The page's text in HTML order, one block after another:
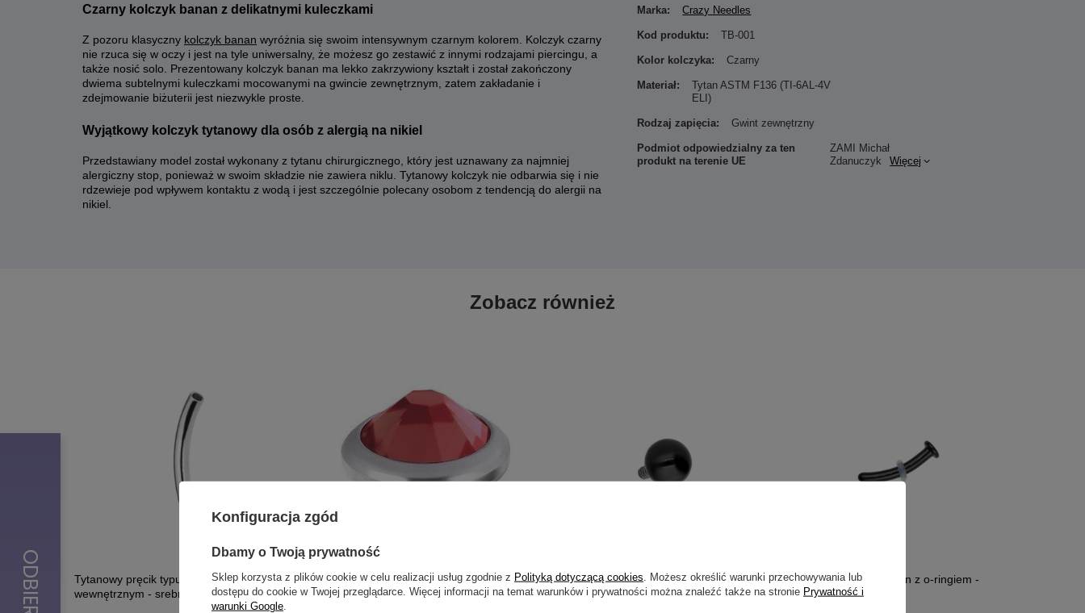
Czarny kolczyk banan z delikatnymi kuleczkami
Z pozoru klasyczny kolczyk banan wyróżnia się swoim intensywnym czarnym kolorem. Kolczyk czarny
nie rzuca się w oczy i jest na tyle uniwersalny, że możesz go zestawić z innymi rodzajami piercingu, a
także nosić solo. Prezentowany kolczyk banan ma lekko zakrzywiony kształt i został zakończony
dwiema subtelnymi kuleczkami mocowanymi na gwincie zewnętrznym, zatem zakładanie i
zdejmowanie biżuterii jest niezwykle proste.
Wyjątkowy kolczyk tytanowy dla osób z alergią na nikiel
Przedstawiany model został wykonany z tytanu chirurgicznego, który jest uznawany za najmniej
alergiczny stop, ponieważ w swoim składzie nie zawiera niklu. Tytanowy kolczyk nie odbarwia się i nie
rdzewieje pod wpływem kontaktu z wodą i jest szczególnie polecany osobom z tendencją do alergii na
nikiel.
Marka: Crazy Needles
Kod produktu: TB-001
Kolor kolczyka: Czarny
Materiał:
Tytan ASTM F136 (TI-6AL-4V
ELI)
Rodzaj zapięcia: Gwint zewnętrzny
Podmiot odpowiedzialny za ten
produkt na terenie UE
ZAMI Michał
Zdanuczyk
Więcej
Zobacz również
Tytanowy pręcik typu banan z gwintem
wewnętrznym - srebrny - TCZ-023
Nakrętka Dermal z czerwoną cyrkonią - NA-
002
Tytanowa nakrętka - czarna kulka - TNA-025
Retainer szklany - banan z o-ringiem -
czarny - RZ-008
Konfiguracja zgód
Dbamy o Twoją prywatność
Sklep korzysta z plików cookie w celu realizacji usług zgodnie z Polityką dotyczącą cookies . Możesz określić warunki przechowywania lub
dostępu do cookie w Twojej przeglądarce. Więcej informacji na temat warunków i prywatności można znaleźć także na stronie Prywatność i
warunki Google